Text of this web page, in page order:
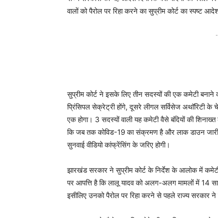
वालों को पैरोल पर रिहा करने का सुप्रीम कोर्ट का स्पष्ट
सुप्रीम कोर्ट ने इसके लिए तीन सदस्यों की एक कमेटी बनाने
प्रिंसिपल सेक्रेट्री होंगे, दूसरे लीगल सर्विसेज अथॉरिटी
एक होगा। 3 सदस्यों वाली यह कमेटी वैसे बंदियों की
कि जब तक कोविड-19 का संक्रमण है और लाक डाउन जारी
सुनवाई वीडियो कांफ्रेंसिंग के जरिए होगी।
झारखंड सरकार ने सुप्रीम कोर्ट के निर्देश के आलोक में कमेटी
पर आपत्ति है कि लालू यादव को अलग-अलग मामलों में 14
इसीलिए उनको पैरोल पर रिहा करने से पहले राज्य सरकार